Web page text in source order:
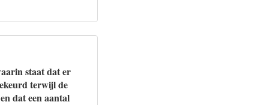
staat dat er
terwijl de
dat een aantal